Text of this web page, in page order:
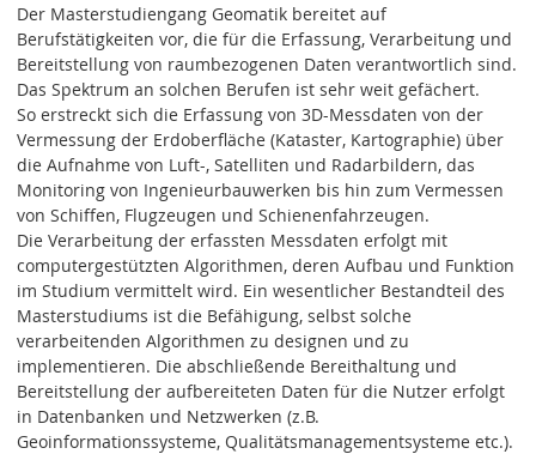
Der Masterstudiengang Geomatik bereitet auf
Berufstätigkeiten vor, die für die Erfassung, Verarbeitung und
Bereitstellung von raumbezogenen Daten verantwortlich sind.
Das Spektrum an solchen Berufen ist sehr weit gefächert.
So erstreckt sich die Erfassung von 3D-Messdaten von der
Vermessung der Erdoberfläche (Kataster, Kartographie) über
die Aufnahme von Luft-, Satelliten und Radarbildern, das
Monitoring von Ingenieurbauwerken bis hin zum Vermessen
von Schiffen, Flugzeugen und Schienenfahrzeugen.
Die Verarbeitung der erfassten Messdaten erfolgt mit
computergestützten Algorithmen, deren Aufbau und Funktion
im Studium vermittelt wird. Ein wesentlicher Bestandteil des
Masterstudiums ist die Befähigung, selbst solche
verarbeitenden Algorithmen zu designen und zu
implementieren. Die abschließende Bereithaltung und
Bereitstellung der aufbereiteten Daten für die Nutzer erfolgt
in Datenbanken und Netzwerken (z.B.
Geoinformationssysteme, Qualitätsmanagementsysteme etc.).